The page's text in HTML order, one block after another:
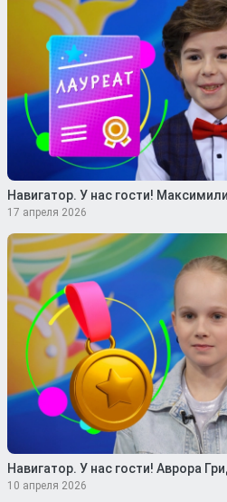
Навигатор. У нас гости!
17 апреля 2026
Навигатор. У нас гости! Аврора
10 апреля 2026